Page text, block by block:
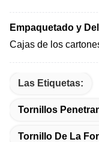
Empaquetado y
Cajas de los
Las Etiquetas:
Tornillos
Tornillo De La